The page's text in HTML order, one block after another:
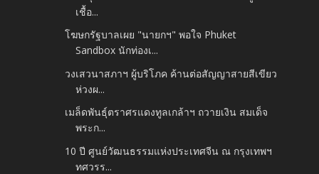
เชื้อ...
โฆษกรัฐบาลเผย "นายกฯ" พอใจ Phuket
Sandbox นักท่องเ...
วงเสวนาสภาฯ ผู้บริโภค ค้านต่อสัญญาสายสีเขียว
ห่วงผ...
เมล็ดพันธุ์ตราศรแดงทูลเกล้าฯ ถวายเงิน สมเด็จ
พระก...
10 ปี ศูนย์วัฒนธรรมแห่งประเทศจีน ณ กรุงเทพฯ
ทศวรร...